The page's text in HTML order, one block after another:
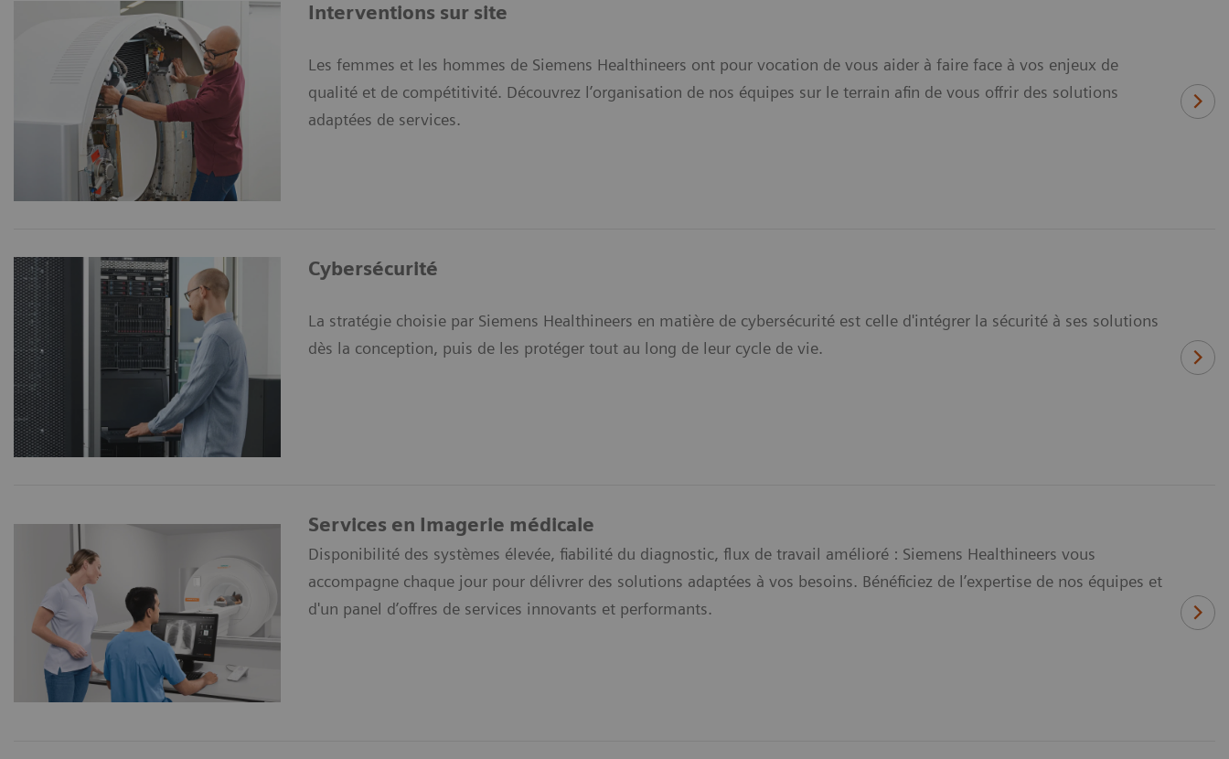
Interventions sur site
Les femmes et les hommes de Siemens Healthineers ont pour vocation de vous aider à faire face à vos enjeux de
qualité et de compétitivité. Découvrez l’organisation de nos équipes sur le terrain afin de vous offrir des solutions
adaptées de services.
Cybersécurité
La stratégie choisie par Siemens Healthineers en matière de cybersécurité est celle d'intégrer la sécurité à ses solutions
dès la conception, puis de les protéger tout au long de leur cycle de vie.
Services en Imagerie médicale
Disponibilité des systèmes élevée, fiabilité du diagnostic, flux de travail amélioré : Siemens Healthineers vous
accompagne chaque jour pour délivrer des solutions adaptées à vos besoins. Bénéficiez de l’expertise de nos équipes et
d'un panel d’offres de services innovants et performants.